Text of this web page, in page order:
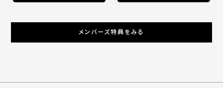
メンバーズ特典をみる